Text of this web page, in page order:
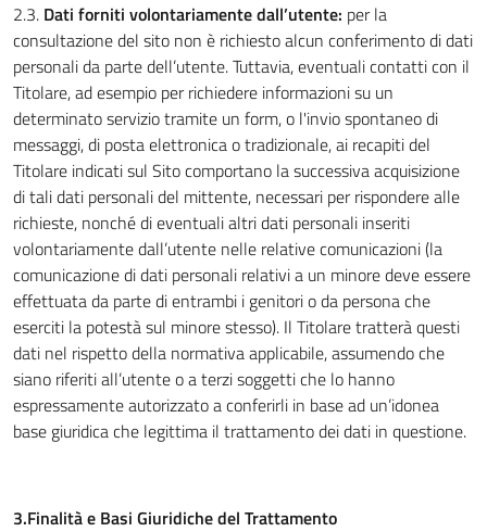
2.3. Dati forniti volontariamente dall’utente: per la
consultazione del sito non è richiesto alcun conferimento di dati
personali da parte dell’utente. Tuttavia, eventuali contatti con il
Titolare, ad esempio per richiedere informazioni su un
determinato servizio tramite un form, o l'invio spontaneo di
messaggi, di posta elettronica o tradizionale, ai recapiti del
Titolare indicati sul Sito comportano la successiva acquisizione
di tali dati personali del mittente, necessari per rispondere alle
richieste, nonché di eventuali altri dati personali inseriti
volontariamente dall’utente nelle relative comunicazioni (la
comunicazione di dati personali relativi a un minore deve essere
effettuata da parte di entrambi i genitori o da persona che
eserciti la potestà sul minore stesso). Il Titolare tratterà questi
dati nel rispetto della normativa applicabile, assumendo che
siano riferiti all’utente o a terzi soggetti che lo hanno
espressamente autorizzato a conferirli in base ad un’idonea
base giuridica che legittima il trattamento dei dati in questione.
3.Finalità e Basi Giuridiche del Trattamento